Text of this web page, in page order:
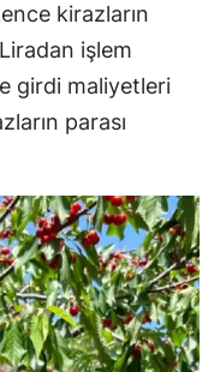
kirazların
işlem
girdi maliyetleri
parası